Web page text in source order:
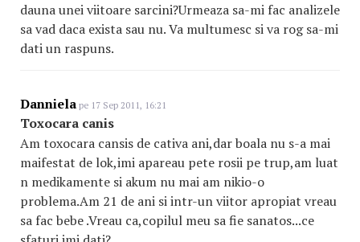
dauna unei viitoare sarcini?Urmeaza sa-mi fac analizele
sa vad daca exista sau nu. Va multumesc si va rog sa-mi
dati un raspuns.
Danniela pe 17 Sep 2011, 16:21
Toxocara canis
Am toxocara cansis de cativa ani,dar boala nu s-a mai
maifestat de lok,imi apareau pete rosii pe trup,am luat
n medikamente si akum nu mai am nikio-o
problema.Am 21 de ani si intr-un viitor apropiat vreau
sa fac bebe .Vreau ca,copilul meu sa fie sanatos...ce